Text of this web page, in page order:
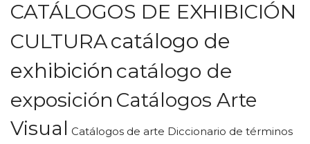
CATÁLOGOS DE EXHIBICIÓN
CULTURAcatálogo de
exhibición catálogo de
exposición Catálogos Arte
Visual Catálogos de arte Diccionario de términos